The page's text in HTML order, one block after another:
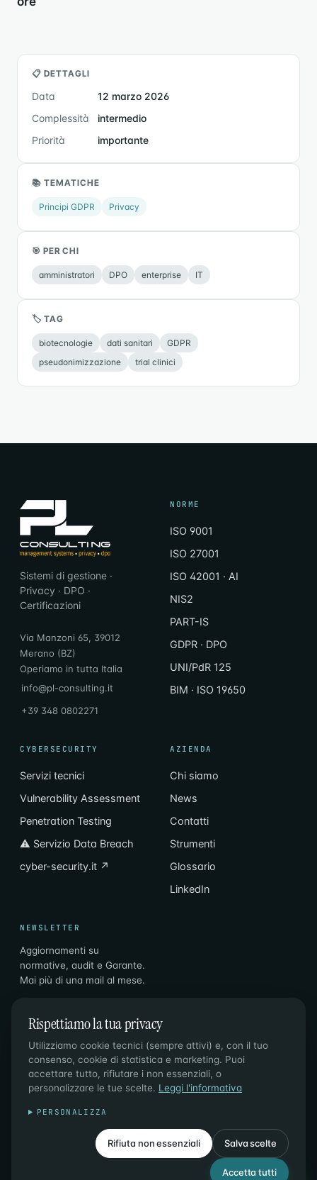
📋 DETTAGLI
Data
12 marzo 2026
Complessità
intermedio
Priorità
importante
📚 TEMATICHE
Principi GDPR Privacy
🎯 PER CHI
amministratori DPO enterprise IT
🏷 TAG
biotecnologie dati sanitari
GDPR
pseudonimizzazione
trial clinici
Sistemi di gestione ·
Privacy · DPO ·
Certificazioni
Via Manzoni 65, 39012
Merano (BZ)
Operiamo in tutta Italia
info@pl-consulting.it
+39 348 0802271
NORME
ISO 9001
ISO 27001
ISO 42001 · AI
NIS2
PART-IS
GDPR · DPO
UNI/PdR 125
BIM · ISO 19650
CYBERSECURITY
Servizi tecnici
Vulnerability Assessment
Penetration Testing
⚠ Servizio Data Breach
cyber-security.it ↗
AZIENDA
Chi siamo
News
Contatti
Strumenti
Glossario
LinkedIn
NEWSLETTER
Aggiornamenti su
normative, audit e Garante.
Mai più di una mail al mese.
COOKIES
GESTISCI COOKIE
Rispettiamo la tua privacy
Utilizziamo cookie tecnici (sempre attivi) e, con il tuo
consenso, cookie di statistica e marketing. Puoi
accettare tutto, rifiutare i non essenziali, o
personalizzare le tue scelte. Leggi l'informativa
PERSONALIZZA
Rifiuta non essenziali Salva scelte
Accetta tutti